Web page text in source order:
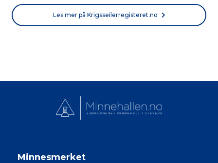
Les mer på Krigsseilerregisteret.no
Minnesmerket